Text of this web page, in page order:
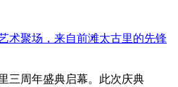
术聚场，来自前滩太古里的先锋
三周年盛典启幕。此次庆典